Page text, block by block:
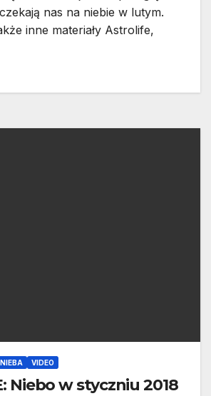
nas na niebie w lutym.
inne materiały Astrolife,
VIDEO
Niebo w styczniu 2018